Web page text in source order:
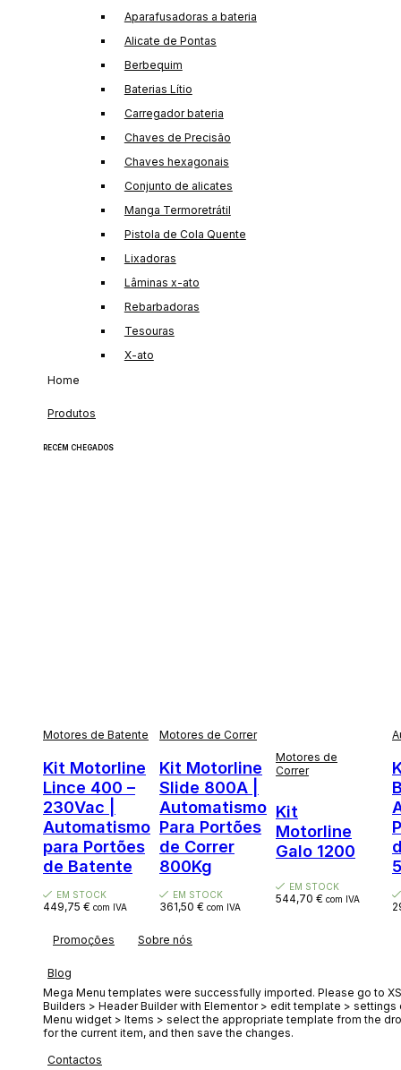
Aparafusadoras a bateria
Alicate de Pontas
Berbequim
Baterias Lítio
Carregador bateria
Chaves de Precisão
Chaves hexagonais
Conjunto de alicates
Manga Termoretrátil
Pistola de Cola Quente
Lixadoras
Lâminas x-ato
Rebarbadoras
Tesouras
X-ato
Home
Produtos
RECÉM CHEGADOS
Motores de Batente
Kit Motorline
Lince 400 –
230Vac |
Automatismo
para Portões
de Batente
EM STOCK
449,75 € com IVA
Motores de Correr
Kit Motorline
Slide 800A |
Automatismo
Para Portões
de Correr
800Kg
EM STOCK
361,50 € com IVA
Motores de
Correr
Kit
Motorline
Galo 1200
EM STOCK
544,70 € com IVA
Promoções Sobre nós
Blog
Mega Menu templates were successfully imported. Please go to
Builders > Header Builder with Elementor > edit template > settings
Menu widget > Items > select the appropriate template from the
for the current item, and then save the changes.
Contactos